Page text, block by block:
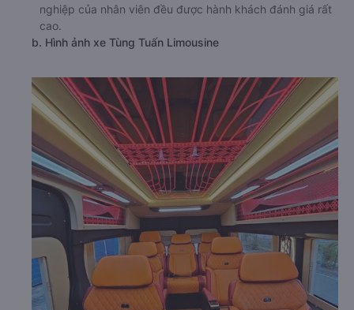
nghiệp của nhân viên đều được hành khách đánh giá rất
cao.
b. Hình ảnh xe Tùng Tuấn Limousine